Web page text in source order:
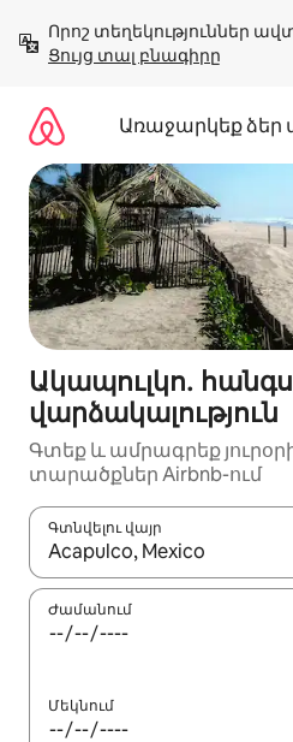
բովանդակությանը
Ցույց տալ բնագիրը
Առաջարկեք ձեր
Ակապուլկո․
վարձակալություն
Գտեք և ամրագրեք
տարածքներ Airbnb-ում
Գտնվելու վայր
Երբ արդյունքները
Ժամանում
Մեկնում